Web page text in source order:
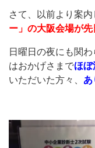
さて、以前より案内
ー」の大阪会場が先
日曜日の夜にも関
はおかげさまでほぼ
いただいた方々、 あ